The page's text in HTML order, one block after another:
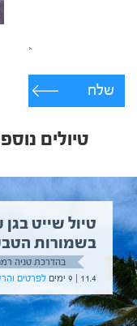
שלח
טיולים
טיול שייט בגן
בשמורות
בהדרכת טניה
11.4 | 9 ימים
לפרטים